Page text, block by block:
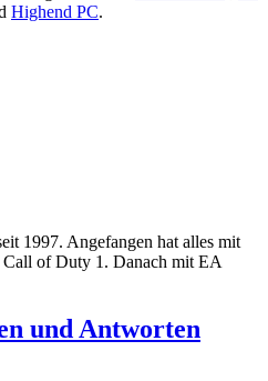
Highend PC.
1997. Angefangen hat alles mit
of Duty 1. Danach mit EA
und Antworten